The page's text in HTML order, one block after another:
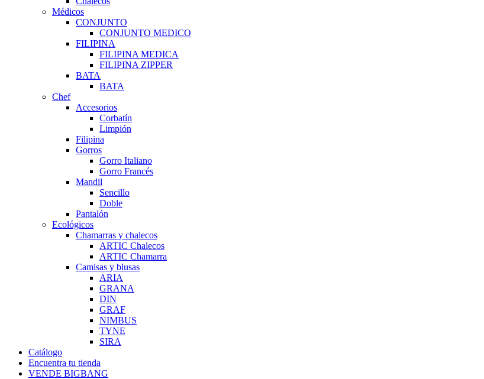
Médicos
CONJUNTO
CONJUNTO MEDICO
FILIPINA
FILIPINA MEDICA
FILIPINA ZIPPER
BATA
BATA
Chef
Accesorios
Corbatín
Limpión
Filipina
Gorros
Gorro Italiano
Gorro Francés
Mandil
Sencillo
Doble
Pantalón
Ecológicos
Chamarras y chalecos
ARTIC Chalecos
ARTIC Chamarra
Camisas y blusas
ARIA
GRANA
DIN
GRAF
NIMBUS
TYNE
SIRA
Catálogo
Encuentra tu tienda
VENDE BIGBANG